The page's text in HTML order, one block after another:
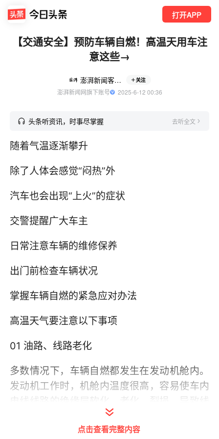
打开APP
【交通安全】预防车辆自燃！高温天用车注
意这些→
澎湃新闻客户端 关注
澎湃新闻网旗下账号
  2025-6-12 00:36
头条听资讯，时事尽掌握 去听全文
随着气温逐渐攀升
除了人体会感觉“闷热”外
汽车也会出现“上火”的症状
交警提醒广大车主
日常注意车辆的维修保养
出门前检查车辆状况
掌握车辆自燃的紧急应对办法
高温天气要注意以下事项
01 油路、线路老化
多数情况下，车辆自燃都发生在发动机舱内。
发动机工作时，机舱内温度很高，容易使车内
电线线路的绝缘层软化、老化、裂损，导致线
点击查看完整内容